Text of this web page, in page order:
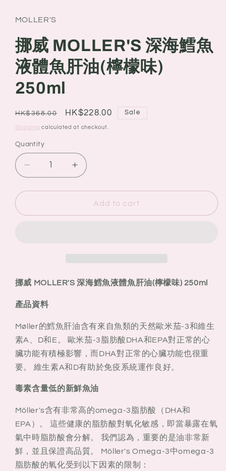
MOLLER'S
挪威 MOLLER'S 深海鱈魚
液體魚肝油(檸檬味)
250ml
Regular
price
HK$368.00
Sale
price
HK$228.00 Sale
Shipping calculated at checkout.
Quantity
Quantity
Decrease
quantity
for
威
魚
體
油
(檸
檬
味)
Increase
quantity
for
威
海
魚
魚
肝
油
(檸
檬
味)
Add to cart
挪威 MOLLER'S 深海鱈魚液體魚肝油(檸檬味) 250ml
產品資料
Møller的鱈魚肝油含有來自魚類的天然歐米茄-3和維生
素A、D和E。 歐米茄-3脂肪酸DHA和EPA對正常的心
臟功能有積極影響，而DHA對正常的心臟功能也很重
要。 維生素A和D有助於免疫系統運作良好。
毒素含量低的新鮮魚油
Möller's含有非常高的omega-3脂肪酸（DHA和
EPA）。 這些健康的脂肪酸對氧化敏感，即當暴露在氧
氣中時脂肪酸會分解。 我們認為，重要的是油非常新
鮮，並且保證高品質。 Möller's Omega-3中omega-3
脂肪酸的氧化受到以下因素的限制：